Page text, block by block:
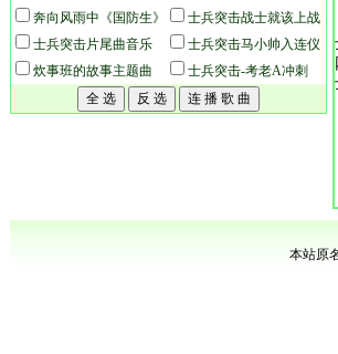
仪式
曲
奔向风雨中《国防生》
片尾歌
士兵突击战士就该上战
场
士兵突击片尾曲音乐
士兵突击马小帅入连仪
式后的钢琴曲
炊事班的故事主题曲 士兵突击-考老A冲刺
本站原